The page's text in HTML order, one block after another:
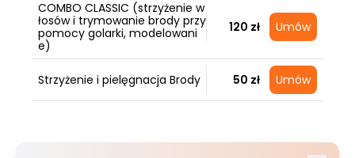
COMBO CLASSIC (strzyżenie w
łosów i trymowanie brody przy
pomocy golarki, modelowani
e)
120 zł Umów
Strzyżenie i pielęgnacja Brody 50 zł Umów